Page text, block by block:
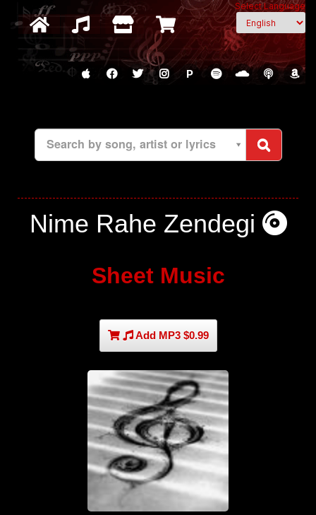
Select Language
P
Search by song, artist or lyrics
Nime Rahe Zendegi
Sheet Music
Add MP3 $0.99